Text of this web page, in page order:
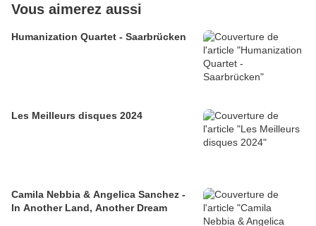
Vous aimerez aussi
Humanization Quartet - Saarbrücken
Les Meilleurs disques 2024
Camila Nebbia & Angelica Sanchez -
In Another Land, Another Dream